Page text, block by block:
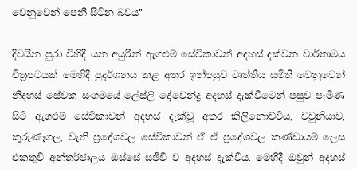
වෙනුවෙන් පෙනී සිටින බවය"
දිවයින පුරා විහිදී යන අයුරින් ඇගළුම් සේවිකාවන් අදහස් දක්වන වාර්තාමය
චිත්‍රපටයක් මෙහිදී පුදර්ශනය කළ අතර ඉන්පසුව වෘත්තීය සමිති වෙනුවෙන්
නිදහස් සේවක සංගමයේ ලේස්ලි දේවේන්ද්‍ර අදහස් දැක්වීමෙන් පසුව පැමිණ
සිටි ඇගළුම් සේවිකාවන් අදහස් දැක්වූ අතර කිලිනොච්චිය, වවුනියාව,
කුරුණෑගල, වැනි ප්‍රදේශවල සේවිකාවන් ඒ ඒ ප්‍රදේශවල කණ්ඩායම් ලෙස
එකතුවී අන්තර්ජාලය ඔස්සේ සජීවී ව අදහස් දැක්වීය. මෙහිදී ඔවුන් අදහස්